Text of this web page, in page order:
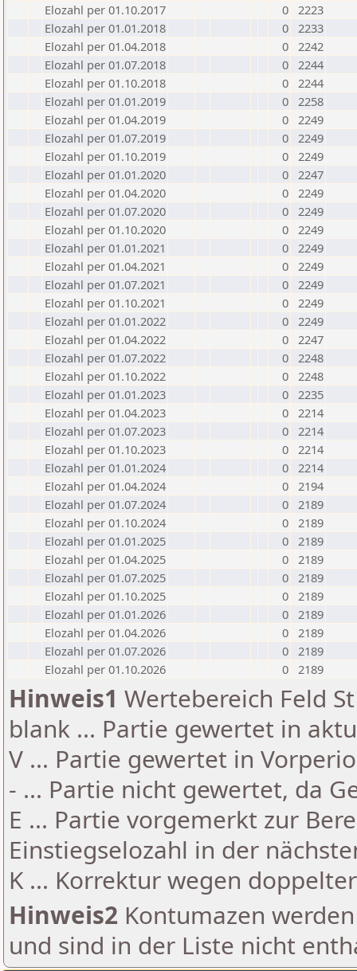
Elozahl per 01.10.2017
0 2223
Elozahl per 01.01.2018
0 2233
Elozahl per 01.04.2018
0 2242
Elozahl per 01.07.2018
0 2244
Elozahl per 01.10.2018
0 2244
Elozahl per 01.01.2019
0 2258
Elozahl per 01.04.2019
0 2249
Elozahl per 01.07.2019
0 2249
Elozahl per 01.10.2019
0 2249
Elozahl per 01.01.2020
0 2247
Elozahl per 01.04.2020
0 2249
Elozahl per 01.07.2020
0 2249
Elozahl per 01.10.2020
0 2249
Elozahl per 01.01.2021
0 2249
Elozahl per 01.04.2021
0 2249
Elozahl per 01.07.2021
0 2249
Elozahl per 01.10.2021
0 2249
Elozahl per 01.01.2022
0 2249
Elozahl per 01.04.2022
0 2247
Elozahl per 01.07.2022
0 2248
Elozahl per 01.10.2022
0 2248
Elozahl per 01.01.2023
0 2235
Elozahl per 01.04.2023
0 2214
Elozahl per 01.07.2023
0 2214
Elozahl per 01.10.2023
0 2214
Elozahl per 01.01.2024
0 2214
Elozahl per 01.04.2024
0 2194
Elozahl per 01.07.2024
0 2189
Elozahl per 01.10.2024
0 2189
Elozahl per 01.01.2025
0 2189
Elozahl per 01.04.2025
0 2189
Elozahl per 01.07.2025
0 2189
Elozahl per 01.10.2025
0 2189
Elozahl per 01.01.2026
0 2189
Elozahl per 01.04.2026
0 2189
Elozahl per 01.07.2026
0 2189
Elozahl per 01.10.2026
0 2189
Hinweis1 Wertebereich Feld
blank ... Partie gewertet in
V ... Partie gewertet in
- ... Partie nicht gewertet, da
E ... Partie vorgemerkt zur
Einstiegselozahl in der
K ... Korrektur wegen
Hinweis2 Kontumazen
und sind in der Liste nicht